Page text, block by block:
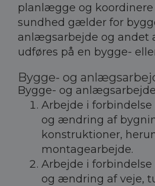
planlægge og koordinere
sundhed gælder for
anlægsarbejde og andet
udføres på en bygge-
Bygge- og
Bygge- og
Arbejde i
og ændring af
konstruktioner,
montagearbejde.
Arbejde i
og ændring af veje,